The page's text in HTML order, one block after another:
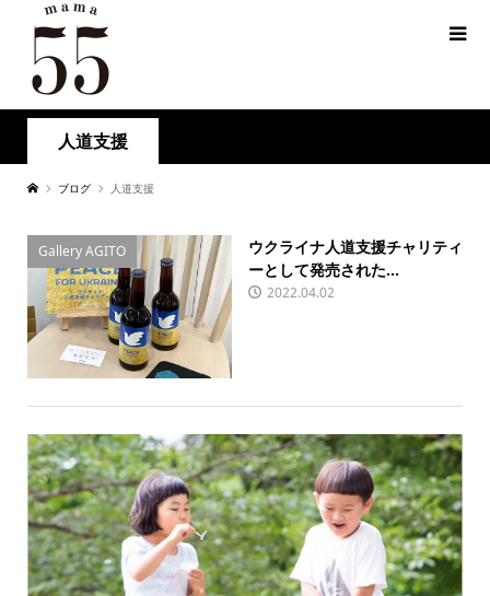
人道支援
ブログ 人道支援
Gallery AGITO
ウクライナ人道支援チャリティ
ーとして発売された...
2022.04.02